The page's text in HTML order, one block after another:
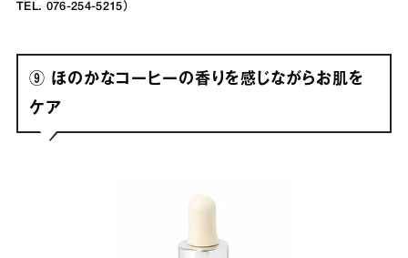
TEL. 076-254-5215）
⑨ ほのかなコーヒーの香りを感じながらお肌を
ケア